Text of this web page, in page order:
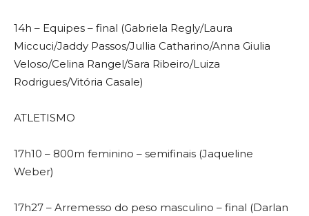
14h – Equipes – final (Gabriela Regly/Laura
Miccuci/Jaddy Passos/Jullia Catharino/Anna Giulia
Veloso/Celina Rangel/Sara Ribeiro/Luiza
Rodrigues/Vitória Casale)
ATLETISMO
17h10 – 800m feminino – semifinais (Jaqueline
Weber)
17h27 – Arremesso do peso masculino – final (Darlan